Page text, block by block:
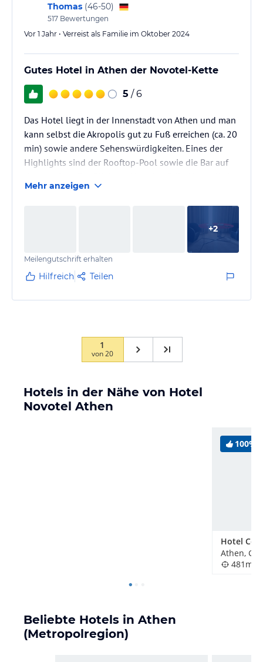
Thomas (46-50)
517 Bewertungen
Vor 1 Jahr • Verreist als Familie im Oktober 2024
Gutes Hotel in Athen der Novotel-Kette
5 / 6
Das Hotel liegt in der Innenstadt von Athen und man
kann selbst die Akropolis gut zu Fuß erreichen (ca. 20
min) sowie andere Sehenswürdigkeiten. Eines der
Highlights sind der Rooftop-Pool sowie die Bar auf
fantastisch
Mehr anzeigen
+2
Meilengutschrift erhalten
Hilfreich Teilen
1
von20
Hotels in der Nähe von Hotel
Novotel Athen
100%
Hotel
Athen,
481m
Beliebte Hotels in Athen
(Metropolregion)